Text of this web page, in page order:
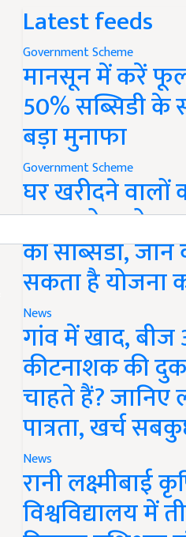
Latest feeds
Government Scheme
मानसून में करें
50% सब्सिडी के
बड़ा मुनाफा
Government Scheme
घर खरीदने वालों
राहत, होम लोन
की सब्सिडी, जानें
सकता है योजना
News
गांव में खाद,
कीटनाशक की
चाहते हैं?
पात्रता, खर्च
News
रानी लक्ष्मीबाई
विश्वविद्यालय में